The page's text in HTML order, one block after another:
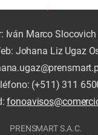
Iván Marco
Johana Liz Ugaz
(+511) 311
PRENSMART S.A.C.